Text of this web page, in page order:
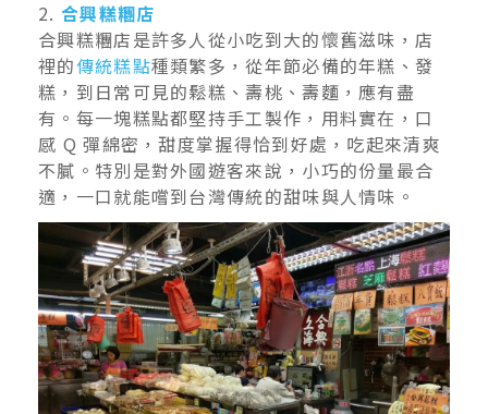
2. 合興糕糰店
合興糕糰店是許多人從小吃到大的懷舊滋味，店
裡的傳統糕點種類繁多，從年節必備的年糕、發
糕，到日常可見的鬆糕、壽桃、壽麵，應有盡
有。每一塊糕點都堅持手工製作，用料實在，口
感 Q 彈綿密，甜度掌握得恰到好處，吃起來清爽
不膩。特別是對外國遊客來說，小巧的份量最合
適，一口就能嚐到台灣傳統的甜味與人情味。